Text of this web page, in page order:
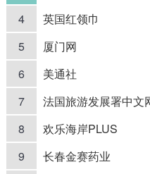
4
英国红领巾
5
厦门网
6
美通社
7
法国旅游发展署中文
8
欢乐海岸PLUS
9
长春金赛药业